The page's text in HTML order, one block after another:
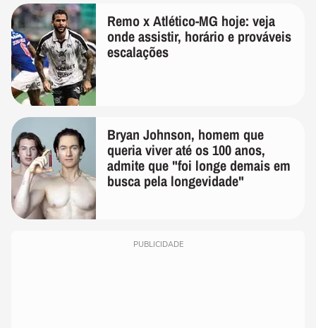
Remo x Atlético-MG hoje: veja
onde assistir, horário e prováveis
escalações
Bryan Johnson, homem que
queria viver até os 100 anos,
admite que "foi longe demais em
busca pela longevidade"
PUBLICIDADE